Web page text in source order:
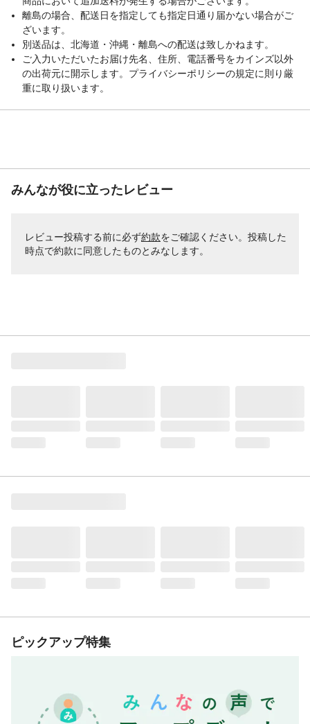
離島の場合、配送日を指定しても指定日通り届かない場合がご
ざいます。
別送品は、北海道・沖縄・離島への配送は致しかねます。
ご入力いただいたお届け先名、住所、電話番号をカインズ以外
の出荷元に開示します。プライバシーポリシーの規定に則り厳
重に取り扱います。
みんなが役に立ったレビュー
レビュー投稿する前に必ず約款をご確認ください。投稿した
時点で約款に同意したものとみなします。
ピックアップ特集